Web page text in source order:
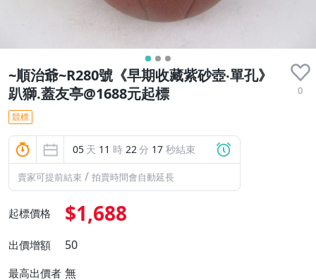
~順治爺~R280號《早期收藏紫砂壺‧單孔》
趴獅.蓋友亭@1688元起標
0
競標
05 天 11 時 22分 16 秒結束
賣家可提前結束 / 拍賣時間會自動延長
起標價格 $1,688
出價增額 50
最高出價者 無